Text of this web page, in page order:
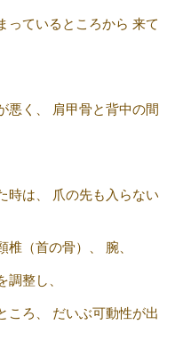
っているところから 来て
悪く、 肩甲骨と背中の間
時は、 爪の先も入らない
（首の骨）、 腕、
整し、
ころ、 だいぶ可動性が出